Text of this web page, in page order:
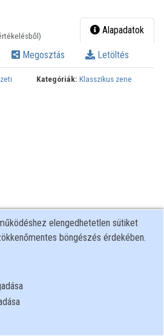
Alapadatok
Megosztás Letöltés
Kategóriák: Klasszikus zene
elengedhetetlen sütiket
böngészés érdekében.